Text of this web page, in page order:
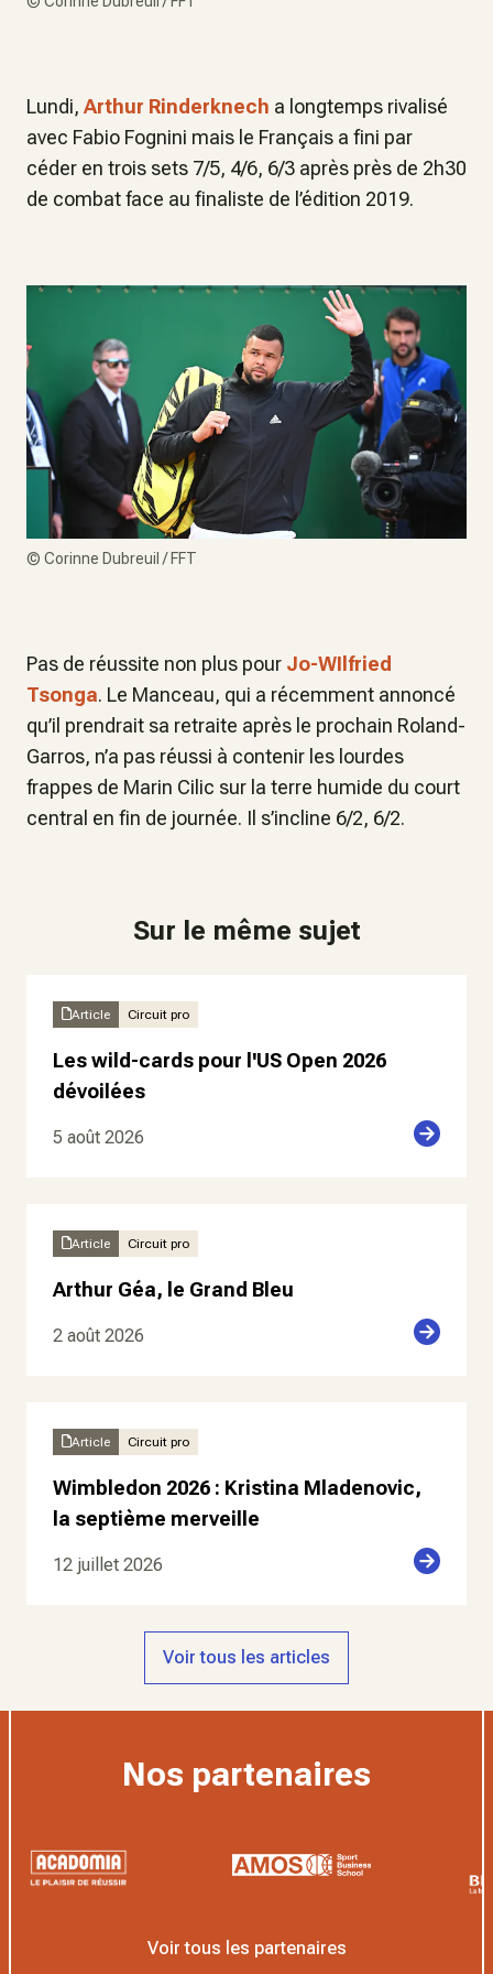
Lundi, Arthur Rinderknech a longtemps rivalisé
avec Fabio Fognini mais le Français a fini par
céder en trois sets 7/5, 4/6, 6/3 après près de 2h30
de combat face au finaliste de l’édition 2019.
© Corinne Dubreuil / FFT
Pas de réussite non plus pour Jo-WIlfried
Tsonga. Le Manceau, qui a récemment annoncé
qu’il prendrait sa retraite après le prochain Roland-
Garros, n’a pas réussi à contenir les lourdes
frappes de Marin Cilic sur la terre humide du court
central en fin de journée. Il s’incline 6/2, 6/2.
Sur le même sujet
Article Circuit pro
Les wild-cards pour l'US Open 2026
dévoilées
5 août 2026
Article Circuit pro
Arthur Géa, le Grand Bleu
2 août 2026
Article Circuit pro
Wimbledon 2026 : Kristina Mladenovic,
la septième merveille
12 juillet 2026
Voir tous les articles
Nos partenaires
Voir tous les partenaires